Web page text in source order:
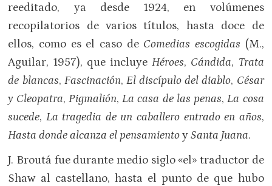
reeditado, ya desde 1924, en volúmenes
recopilatorios de varios títulos, hasta doce de
ellos, como es el caso de Comedias escogidas (M.,
Aguilar, 1957), que incluyeHéroes, Cándida, Trata
de blancas, Fascinación, El discípulo del diablo, César
y Cleopatra, Pigmalión,La casa de las penas,La cosa
sucede, La tragedia de un caballero entrado en años,
Hasta donde alcanza el pensamientoySanta Juana.
J. Broutá fue durante medio siglo «el» traductor de
Shaw al castellano, hasta el punto de que hubo